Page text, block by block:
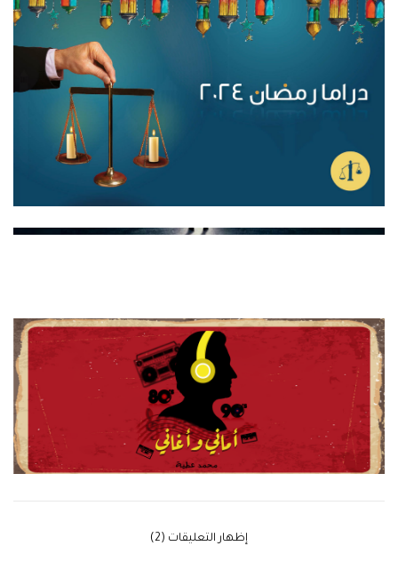
‫إظهار التعليقات (2)